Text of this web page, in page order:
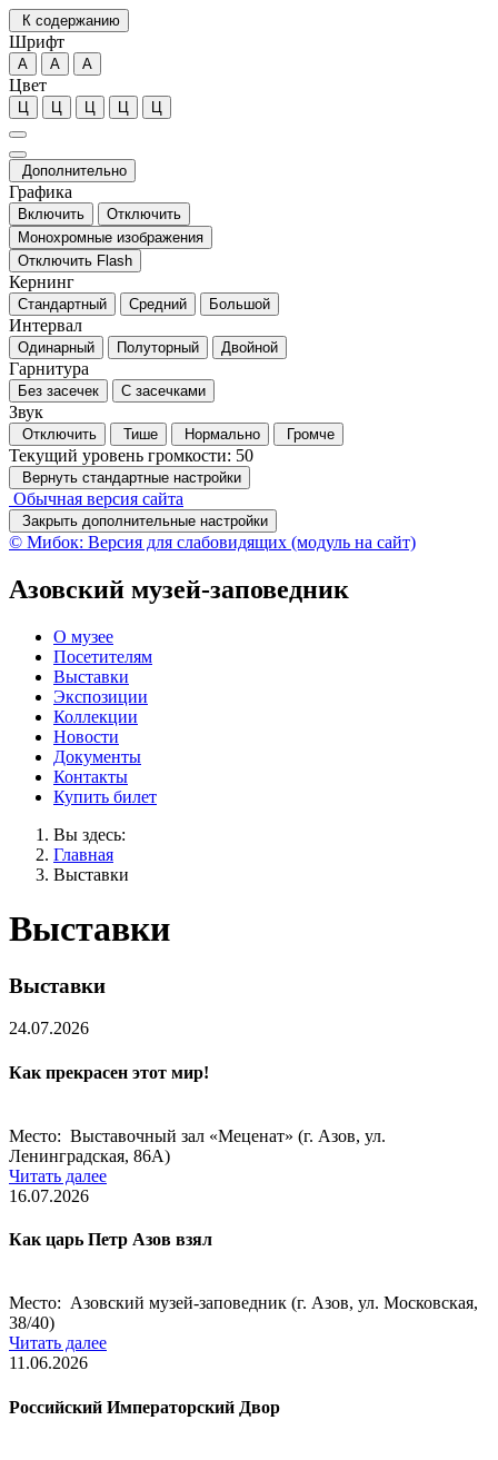
К содержанию
Шрифт
А А А
Цвет
Ц Ц Ц Ц Ц
Дополнительно
Графика
Включить
Отключить
Монохромные изображения
Отключить Flash
Кернинг
Стандартный Средний Большой
Интервал
Одинарный Полуторный Двойной
Гарнитура
Без засечек С засечками
Звук
Отключить Тише Нормально Громче
Текущий уровень громкости: 50
Вернуть стандартные настройки
Обычная версия сайта
Закрыть дополнительные настройки
© Мибок: Версия для слабовидящих (модуль на сайт)
Азовский музей-заповедник
О музее
Посетителям
Выставки
Экспозиции
Коллекции
Новости
Документы
Контакты
Купить билет
Вы здесь:
Главная
Выставки
Выставки
Выставки
24.07.2026
Как прекрасен этот мир!
Место: Выставочный зал «Меценат» (г. Азов, ул.
Ленинградская, 86А)
Читать далее
16.07.2026
Как царь Петр Азов взял
Место: Азовский музей-заповедник (г. Азов, ул. Московская,
38/40)
Читать далее
11.06.2026
Российский Императорский Двор